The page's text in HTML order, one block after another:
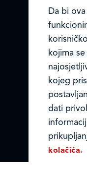
Privacy notice
© LEDO plus
Da bi
kojima
kojeg
dati
kolačića.
Nužni
Nužni
stranica
a
postavki